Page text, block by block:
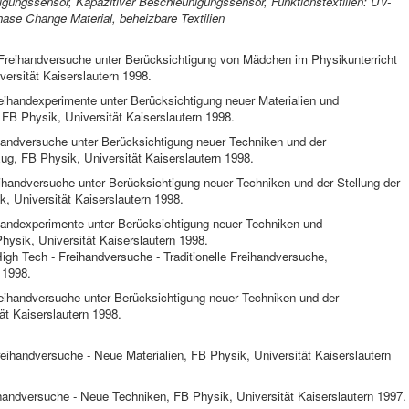
Change Material, beheizbare Textilien
unter Berücksichtigung von Mädchen im Physikunterricht
Kaiserslautern 1998.
unter Berücksichtigung neuer Materialien und
Physik, Universität Kaiserslautern 1998.
unter Berücksichtigung neuer Techniken und der
FB Physik, Universität Kaiserslautern 1998.
unter Berücksichtigung neuer Techniken und der Stellung der
Universität Kaiserslautern 1998.
unter Berücksichtigung neuer Techniken und
Universität Kaiserslautern 1998.
Tech - Freihandversuche - Traditionelle Freihandversuche,
unter Berücksichtigung neuer Techniken und der
Kaiserslautern 1998.
- Neue Materialien, FB Physik, Universität Kaiserslautern
- Neue Techniken, FB Physik, Universität Kaiserslautern 1997.